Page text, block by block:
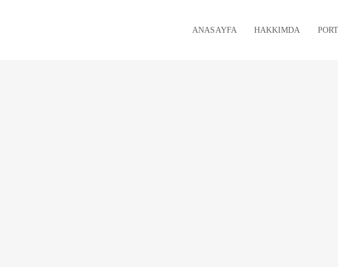
ANASAYFA HAKKIMDA